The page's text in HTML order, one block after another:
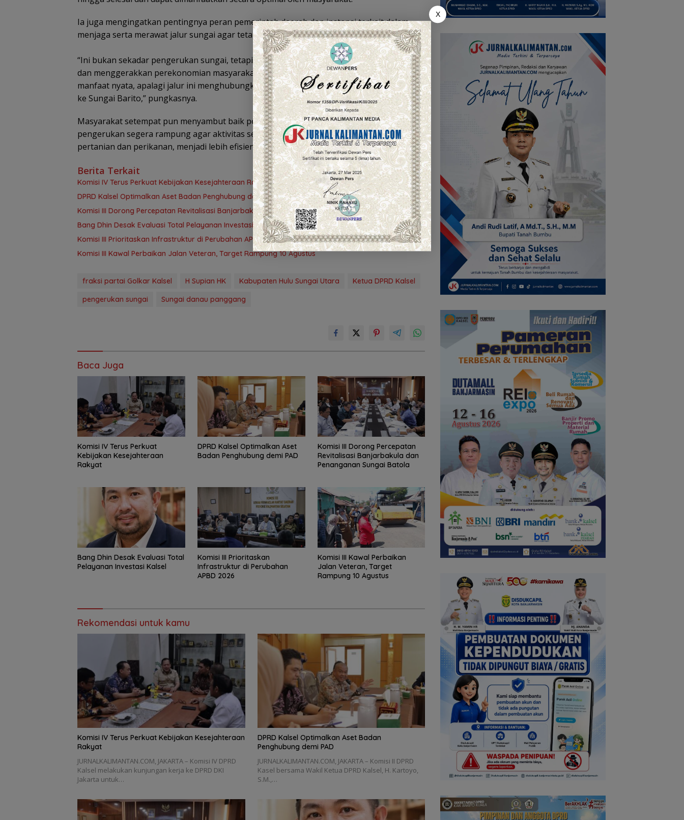
Ia juga mengingatkan pentingnya peran pemerintah daerah dan instansi terkait dalam
menjaga serta merawat jalur sungai agar tetap berfungsi dalam jangka panjang.
‎“Ini bukan sekadar pengerukan sungai, tetapi upaya membuka akses, menghemat waktu,
dan menggerakkan perekonomian masyarakat. Aspirasi warga harus berujung pada
manfaat nyata, apalagi jalur ini menghubungkan Tabalong dan Hulu Sungai Utara hingga
ke Sungai Barito,” pungkasnya.
‎Masyarakat setempat pun menyambut baik perhatian tersebut. Mereka berharap
pengerukan segera rampung agar aktivitas sehari-hari, termasuk pengangkutan hasil
pertanian dan perikanan, menjadi lebih efisien. (YUN)
Berita Terkait
Komisi IV Terus Perkuat Kebijakan Kesejahteraan Rakyat
‎DPRD Kalsel Optimalkan Aset Badan Penghubung demi PAD
‎Komisi III Dorong Percepatan Revitalisasi Banjarbakula dan Penanganan Sungai Batola
‎Bang Dhin Desak Evaluasi Total Pelayanan Investasi Kalsel
‎Komisi III Prioritaskan Infrastruktur di Perubahan APBD 2026
Komisi III Kawal Perbaikan Jalan Veteran, Target Rampung 10 Agustus
fraksi partai Golkar Kalsel H Supian HK Kabupaten Hulu Sungai Utara
Ketua DPRD Kalsel
pengerukan sungai
Sungai danau panggang
Baca Juga
Komisi IV Terus Perkuat
Kebijakan Kesejahteraan
Rakyat
‎DPRD Kalsel Optimalkan Aset
Badan Penghubung demi PAD
‎Komisi III Dorong Percepatan
Revitalisasi Banjarbakula dan
Penanganan Sungai Batola
‎Bang Dhin Desak Evaluasi Total
Pelayanan Investasi Kalsel
‎Komisi III Prioritaskan
Infrastruktur di Perubahan
APBD 2026
Komisi III Kawal Perbaikan
Jalan Veteran, Target
Rampung 10 Agustus
Rekomendasi untuk kamu
Komisi IV Terus Perkuat Kebijakan Kesejahteraan
Rakyat
JURNALKALIMANTAN.COM, JAKARTA – Komisi IV DPRD
Kalsel melakukan kunjungan kerja ke DPRD DKI
Jakarta untuk…
‎DPRD Kalsel Optimalkan Aset Badan
Penghubung demi PAD
‎JURNALKALIMANTAN.COM, JAKARTA – Komisi II DPRD
Kasel bersama Wakil Ketua DPRD Kalsel, H. Kartoyo,
S.M.,…
X